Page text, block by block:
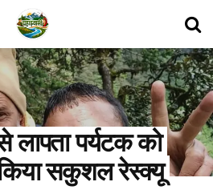
लापता पर्यटक को
सकुशल रेस्क्यू